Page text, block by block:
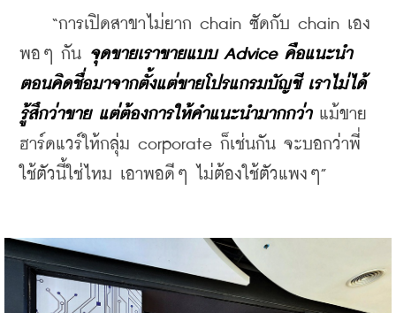
“การเปิดสาขาไม่ยาก chain ซัดกับ chain เอง
พอๆ กัน จุดขายเราขายแบบ Advice คือแนะนำ
ตอนคิดชื่อมาจากตั้งแต่ขายโปรแกรมบัญชี เราไม่ได้
รู้สึกว่าขาย แต่ต้องการให้คำแนะนำมากกว่า แม้ขาย
ฮาร์ดแวร์ให้กลุ่ม corporate ก็เช่นกัน จะบอกว่าพี่
ใช้ตัวนี้ใช่ไหม เอาพอดีๆ ไม่ต้องใช้ตัวแพงๆ”